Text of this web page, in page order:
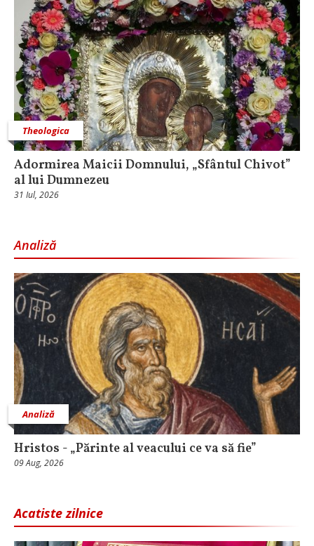
Theologica
Adormirea Maicii Domnului, „Sfântul Chivot”
al lui Dumnezeu
31 Iul, 2026
Analiză
Analiză
Hristos - „Părinte al veacului ce va să fie”
09 Aug, 2026
Acatiste zilnice